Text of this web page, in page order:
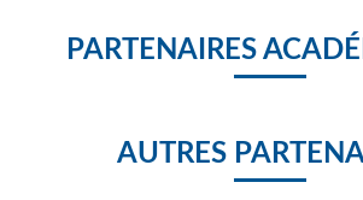
PARTENAIRES
AUTRES